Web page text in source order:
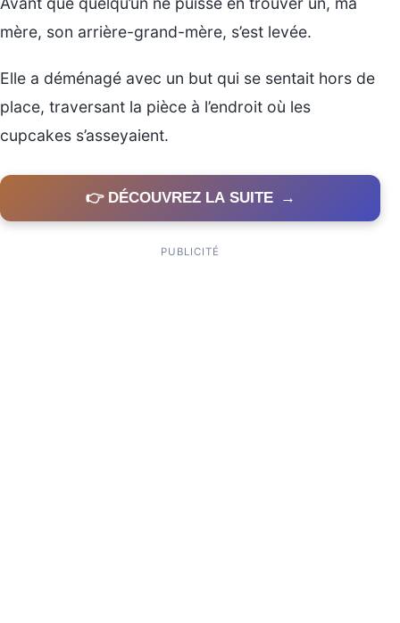
mère, son arrière-grand-mère, s’est levée.
Elle a déménagé avec un but qui se sentait hors de
place, traversant la pièce à l’endroit où les
cupcakes s’asseyaient.
👉 DÉCOUVREZ LA SUITE →
PUBLICITÉ